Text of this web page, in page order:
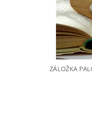
ZÁLOŽKA